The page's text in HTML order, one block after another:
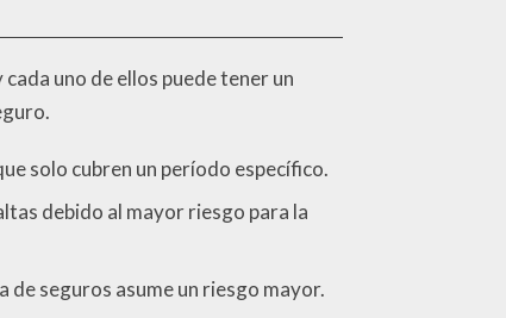
uno de ellos puede tener un
solo cubren un período específico.
debido al mayor riesgo para la
de seguros asume un riesgo mayor.